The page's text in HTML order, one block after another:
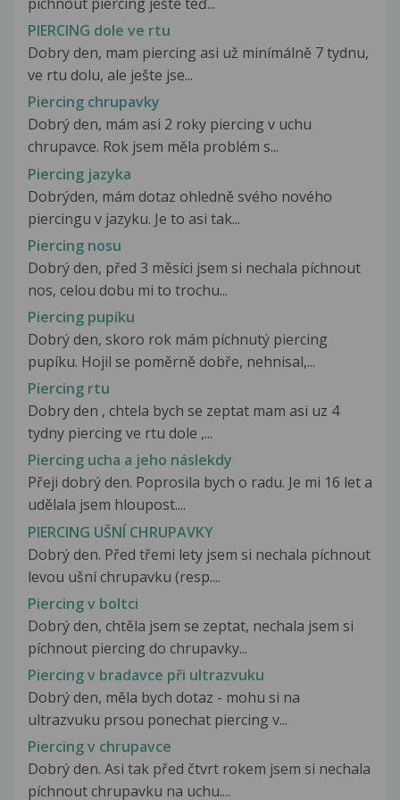
PIERCING dole ve rtu
Dobry den, mam piercing asi už minímálně 7 tydnu,
ve rtu dolu, ale ješte jse...
Piercing chrupavky
Dobrý den, mám asi 2 roky piercing v uchu
chrupavce. Rok jsem měla problém s...
Piercing jazyka
Dobrýden, mám dotaz ohledně svého nového
piercingu v jazyku. Je to asi tak...
Piercing nosu
Dobrý den, před 3 měsíci jsem si nechala píchnout
nos, celou dobu mi to trochu...
Piercing pupíku
Dobrý den, skoro rok mám píchnutý piercing
pupíku. Hojil se poměrně dobře, nehnisal,...
Piercing rtu
Dobry den , chtela bych se zeptat mam asi uz 4
tydny piercing ve rtu dole ,...
Piercing ucha a jeho náslekdy
Přeji dobrý den. Poprosila bych o radu. Je mi 16 let a
udělala jsem hloupost....
PIERCING UŠNÍ CHRUPAVKY
Dobrý den. Před třemi lety jsem si nechala píchnout
levou ušní chrupavku (resp....
Piercing v boltci
Dobrý den, chtěla jsem se zeptat, nechala jsem si
píchnout piercing do chrupavky...
Piercing v bradavce při ultrazvuku
Dobrý den, měla bych dotaz - mohu si na
ultrazvuku prsou ponechat piercing v...
Piercing v chrupavce
Dobrý den. Asi tak před čtvrt rokem jsem si nechala
píchnout chrupavku na uchu....